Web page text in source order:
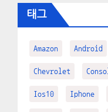
태그
Amazon Android
Chevrolet
Ios10 Iphone